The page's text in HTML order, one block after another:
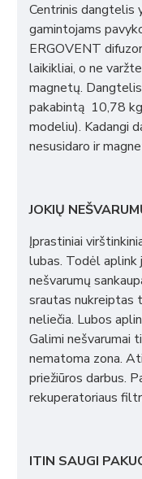
Centrinis dangtelis
gamintojams
ERGOVENT
laikikliai, o ne
magnetų.
pakabintą 10,78
modeliu). Kadangi
nesusidaro ir
JOKIŲ
Įprastiniai
lubas. Todėl aplink
nešvarumų
srautas nukreiptas
neliečia. Lubos
Galimi nešvarumai
nematoma zona.
priežiūros darbus.
rekuperatoriaus
ITIN SAUGI